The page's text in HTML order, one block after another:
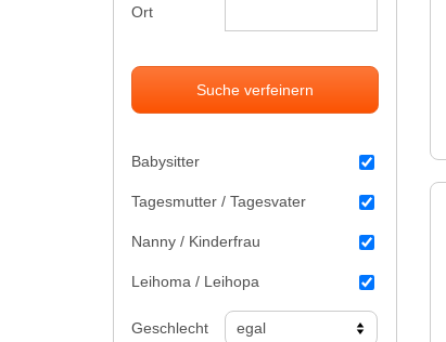
Ort
Suche verfeinern
Babysitter
Tagesmutter / Tagesvater
Nanny / Kinderfrau
Leihoma / Leihopa
Geschlecht